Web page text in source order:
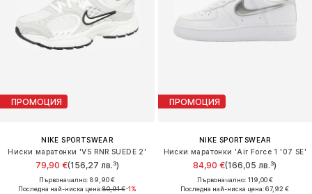
ПРОМОЦИЯ
NIKE SPORTSWEAR
Ниски маратонки 'V5 RNR SUEDE 2'
79,90 €(156,27 лв.³)
Първоначално: 89,90 €
Последна най-ниска цена:80,91 €-1%
ПРОМОЦИЯ
NIKE SPORTSWEAR
Ниски маратонки 'Air Force 1 '07 SE'
84,90 €(166,05 лв.³)
Първоначално: 119,00 €
Последна най-ниска цена:67,92 €